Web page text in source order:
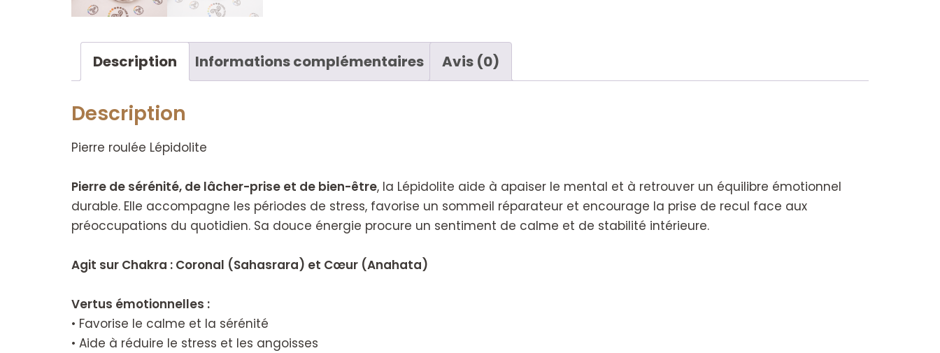
Description Informations complémentaires Avis (0)
Description
Pierre roulée Lépidolite
Pierre de sérénité, de lâcher-prise et de bien-être, la Lépidolite aide à apaiser le mental et à retrouver un équilibre émotionnel
durable. Elle accompagne les périodes de stress, favorise un sommeil réparateur et encourage la prise de recul face aux
préoccupations du quotidien. Sa douce énergie procure un sentiment de calme et de stabilité intérieure.
Agit sur Chakra : Coronal (Sahasrara) et Cœur (Anahata)
Vertus émotionnelles :
• Favorise le calme et la sérénité
• Aide à réduire le stress et les angoisses